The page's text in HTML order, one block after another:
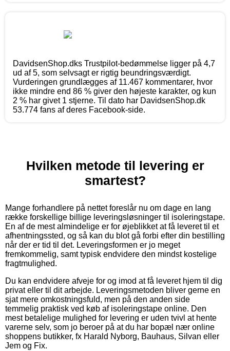
DavidsenShop.dks Trustpilot-bedømmelse ligger på 4,7
ud af 5, som selvsagt er rigtig beundringsværdigt.
Vurderingen grundlægges af 11.467 kommentarer, hvor
ikke mindre end 86 % giver den højeste karakter, og kun
2 % har givet 1 stjerne. Til dato har DavidsenShop.dk
53.774 fans af deres Facebook-side.
Hvilken metode til levering er
smartest?
Mange forhandlere på nettet foreslår nu om dage en lang
række forskellige billige leveringsløsninger til isoleringstape.
En af de mest almindelige er for øjeblikket at få leveret til et
afhentningssted, og så kan du blot gå forbi efter din bestilling
når der er tid til det. Leveringsformen er jo meget
fremkommelig, samt typisk endvidere den mindst kostelige
fragtmulighed.
Du kan endvidere afveje for og imod at få leveret hjem til dig
privat eller til dit arbejde. Leveringsmetoden bliver gerne en
sjat mere omkostningsfuld, men på den anden side
temmelig praktisk ved køb af isoleringstape online. Den
mest betalelige mulighed for levering er uden tvivl at hente
varerne selv, som jo beroer på at du har bopæl nær online
shoppens butikker, fx Harald Nyborg, Bauhaus, Silvan eller
Jem og Fix.